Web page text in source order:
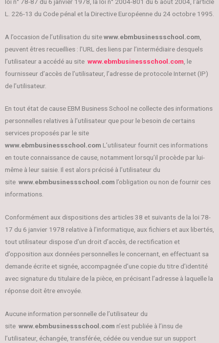
L. 226-13 du Code pénal et la Directive Européenne du 24 octobre 1995.
A l’occasion de l’utilisation du sitewww.ebmbusinessschool.com
peuvent êtres recueillies : l’URL des liens par l’intermédiaire desquels
l’utilisateur a accédé au site www.ebmbusinessschool.com , le
fournisseur d’accès de l’utilisateur, l’adresse de protocole Internet (IP)
de l’utilisateur.
En tout état de cause EBM Business School ne collecte des informations
personnelles relatives à l’utilisateur que pour le besoin de certains
services proposés par le site
www.ebmbusinessschool.com L’utilisateur fournit ces informations
en toute connaissance de cause, notamment lorsqu’il procède par lui-
même à leur saisie. Il est alors précisé à l’utilisateur du
site www.ebmbusinessschool.com l’obligation ou non de fournir ces
informations.
Conformément aux dispositions des articles 38 et suivants de la loi 78-
17 du 6 janvier 1978 relative à l’informatique, aux fichiers et aux libertés,
tout utilisateur dispose d’un droit d’accès, de rectification et
d’opposition aux données personnelles le concernant, en effectuant sa
demande écrite et signée, accompagnée d’une copie du titre d’identité
avec signature du titulaire de la pièce, en précisant l’adresse à laquelle la
réponse doit être envoyée.
Aucune information personnelle de l’utilisateur du
site www.ebmbusinessschool.com n’est publiée à l’insu de
l’utilisateur, échangée, transférée, cédée ou vendue sur un support